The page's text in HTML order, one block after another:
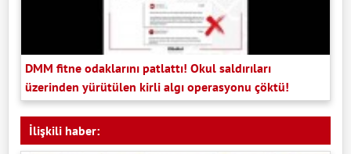
DMM fitne odaklarını patlattı! Okul saldırıları
üzerinden yürütülen kirli algı operasyonu çöktü!
İlişkili haber: